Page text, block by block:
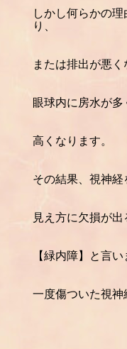
しかし何らかの
り、
または排出が悪く
眼球内に房水が
高くなります。
その結果、視神経
見え方に欠損が出
【緑内障】と言い
一度傷ついた視神